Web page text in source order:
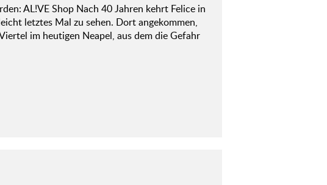
AL!VE Shop Nach 40 Jahren kehrt Felice in
letztes Mal zu sehen. Dort angekommen,
im heutigen Neapel, aus dem die Gefahr